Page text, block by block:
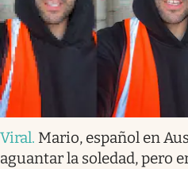
Viral. Mario, español en
aguantar la soledad, pero